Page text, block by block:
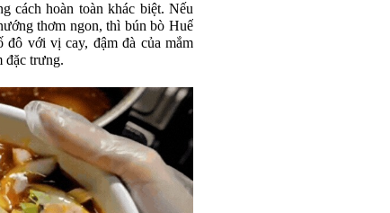
cách hoàn toàn khác biệt. Nếu
thơm ngon, thì bún bò Huế
đô với vị cay, đậm đà của mắm
đặc trưng.